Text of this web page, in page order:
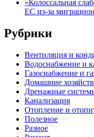
«Колоссальная
ЕС из-за
Рубрики
Вентиляция и
Водоснабжение и
Газоснабжение и
Домашние
Дренажные
Канализация
Отопление и
Полезное
Разное